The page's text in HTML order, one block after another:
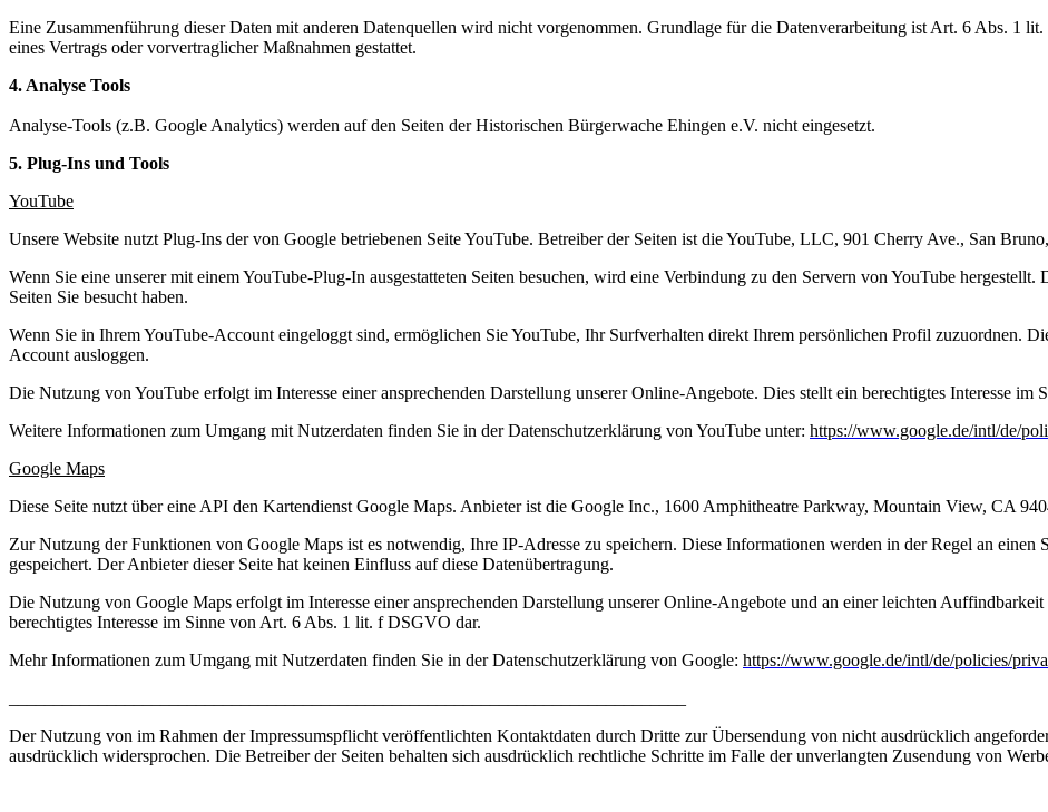
Eine Zusammenführung dieser Daten mit anderen Datenquellen wird nicht vorgenommen. Grundlage für die Datenverarbeitung ist Art. 6 Abs. 1
eines Vertrags oder vorvertraglicher Maßnahmen gestattet.
4. Analyse Tools
Analyse-Tools (z.B. Google Analytics) werden auf den Seiten der Historischen Bürgerwache Ehingen e.V. nicht eingesetzt.
5. Plug-Ins und Tools
YouTube
Unsere Website nutzt Plug-Ins der von Google betriebenen Seite YouTube. Betreiber der Seiten ist die YouTube, LLC, 901 Cherry Ave., San
Wenn Sie eine unserer mit einem YouTube-Plug-In ausgestatteten Seiten besuchen, wird eine Verbindung zu den Servern von YouTube
Seiten Sie besucht haben.
Wenn Sie in Ihrem YouTube-Account eingeloggt sind, ermöglichen Sie YouTube, Ihr Surfverhalten direkt Ihrem persönlichen Profil zuzuordnen.
Account ausloggen.
Die Nutzung von YouTube erfolgt im Interesse einer ansprechenden Darstellung unserer Online-Angebote. Dies stellt ein berechtigtes Interesse
Weitere Informationen zum Umgang mit Nutzerdaten finden Sie in der Datenschutzerklärung von YouTube unter: https://www.google.de/intl/de/
Google Maps
Diese Seite nutzt über eine API den Kartendienst Google Maps. Anbieter ist die Google Inc., 1600 Amphitheatre Parkway, Mountain View, CA
Zur Nutzung der Funktionen von Google Maps ist es notwendig, Ihre IP-Adresse zu speichern. Diese Informationen werden in der Regel an
gespeichert. Der Anbieter dieser Seite hat keinen Einfluss auf diese Datenübertragung.
Die Nutzung von Google Maps erfolgt im Interesse einer ansprechenden Darstellung unserer Online-Angebote und an einer leichten
berechtigtes Interesse im Sinne von Art. 6 Abs. 1 lit. f DSGVO dar.
Mehr Informationen zum Umgang mit Nutzerdaten finden Sie in der Datenschutzerklärung von Google: https://www.google.de/intl/de/policies/
Der Nutzung von im Rahmen der Impressumspflicht veröffentlichten Kontaktdaten durch Dritte zur Übersendung von nicht ausdrücklich
ausdrücklich widersprochen. Die Betreiber der Seiten behalten sich ausdrücklich rechtliche Schritte im Falle der unverlangten Zusendung von